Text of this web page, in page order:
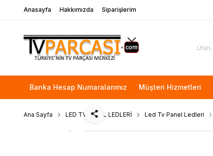
Anasayfa Hakkımızda Siparişlerim
Banka Hesap Numaralarımız Müşteri Hizmetleri
Ana Sayfa LED TV PANEL LEDLERİ Led Tv Panel Ledleri
Paylaş